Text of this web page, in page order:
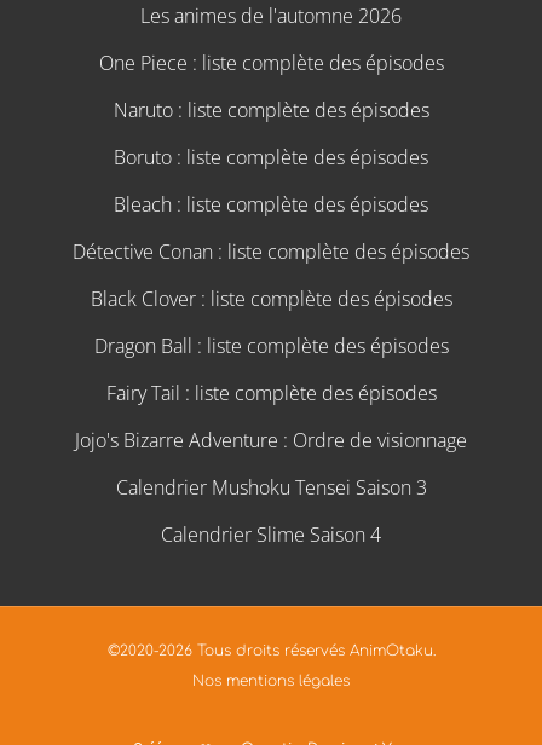
Les animes de l'automne 2026
One Piece : liste complète des épisodes
Naruto : liste complète des épisodes
Boruto : liste complète des épisodes
Bleach : liste complète des épisodes
Détective Conan : liste complète des épisodes
Black Clover : liste complète des épisodes
Dragon Ball : liste complète des épisodes
Fairy Tail : liste complète des épisodes
Jojo's Bizarre Adventure : Ordre de visionnage
Calendrier Mushoku Tensei Saison 3
Calendrier Slime Saison 4
©2020-2026 Tous droits réservés AnimOtaku.
Nos mentions légales